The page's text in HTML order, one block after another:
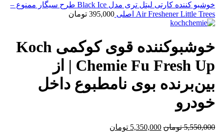
خوشبو کننده کارتی لیتل تری مدل Black Ice طرح سیگار ممنوع –
Air Freshener Little Trees اصلی
395,000 تومان
خوشبوکننده قوی کوکمی Koch
Chemie Fu Fresh Up | از
بین‌برنده بوی نامطبوع داخل
خودرو
5,550,000 تومان 5,350,000 تومان